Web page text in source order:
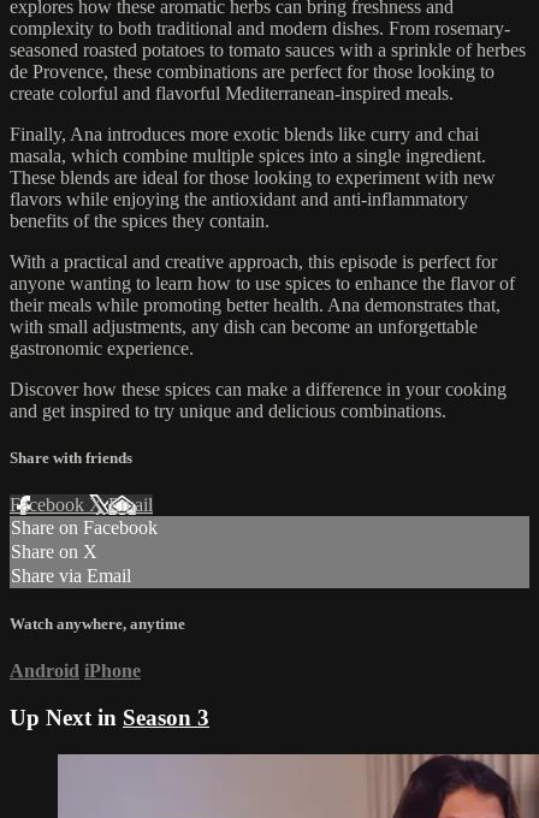
explores how these aromatic herbs can bring freshness and
complexity to both traditional and modern dishes. From rosemary-
seasoned roasted potatoes to tomato sauces with a sprinkle of herbes
de Provence, these combinations are perfect for those looking to
create colorful and flavorful Mediterranean-inspired meals.
Finally, Ana introduces more exotic blends like curry and chai
masala, which combine multiple spices into a single ingredient.
These blends are ideal for those looking to experiment with new
flavors while enjoying the antioxidant and anti-inflammatory
benefits of the spices they contain.
With a practical and creative approach, this episode is perfect for
anyone wanting to learn how to use spices to enhance the flavor of
their meals while promoting better health. Ana demonstrates that,
with small adjustments, any dish can become an unforgettable
gastronomic experience.
Discover how these spices can make a difference in your cooking
and get inspired to try unique and delicious combinations.
Share with friends
Facebook XEmail
Share on Facebook
Share on X
Share via Email
Watch anywhere, anytime
Android iPhone
Up Next in Season 3